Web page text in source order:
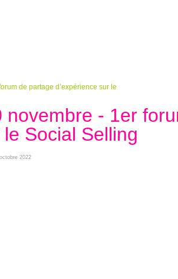
de partage d’expérience sur le
- 1er
Social Selling
2022